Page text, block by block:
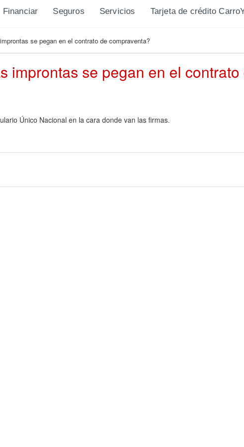
Financiar Seguros Servicios Tarjeta de crédito
se pegan en el contrato de compraventa?
improntas se pegan en el
Único Nacional en la cara donde van las firmas.